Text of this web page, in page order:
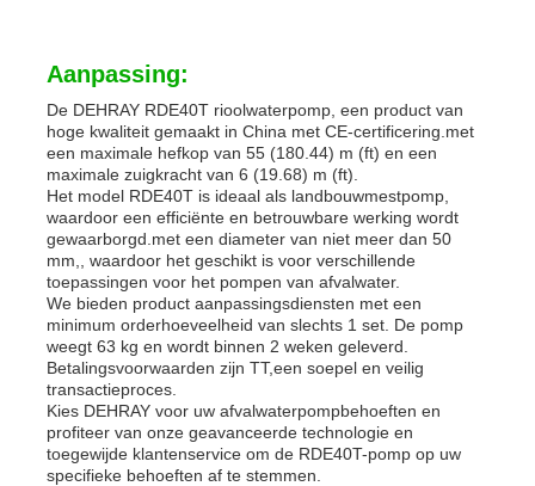
Aanpassing:
De DEHRAY RDE40T rioolwaterpomp, een product van
hoge kwaliteit gemaakt in China met CE-certificering.met
een maximale hefkop van 55 (180.44) m (ft) en een
maximale zuigkracht van 6 (19.68) m (ft).
Het model RDE40T is ideaal als landbouwmestpomp,
waardoor een efficiënte en betrouwbare werking wordt
gewaarborgd.met een diameter van niet meer dan 50
mm,, waardoor het geschikt is voor verschillende
toepassingen voor het pompen van afvalwater.
We bieden product aanpassingsdiensten met een
minimum orderhoeveelheid van slechts 1 set. De pomp
weegt 63 kg en wordt binnen 2 weken geleverd.
Betalingsvoorwaarden zijn TT,een soepel en veilig
transactieproces.
Kies DEHRAY voor uw afvalwaterpompbehoeften en
profiteer van onze geavanceerde technologie en
toegewijde klantenservice om de RDE40T-pomp op uw
specifieke behoeften af te stemmen.